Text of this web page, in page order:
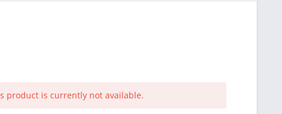
product is currently not available.